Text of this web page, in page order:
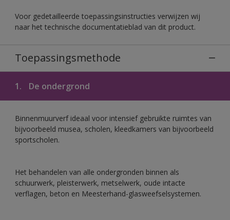
Voor gedetailleerde toepassingsinstructies verwijzen wij
naar het technische documentatieblad van dit product.
Toepassingsmethode
1. De ondergrond
Binnenmuurverf ideaal voor intensief gebruikte ruimtes van
bijvoorbeeld musea, scholen, kleedkamers van bijvoorbeeld
sportscholen.
Het behandelen van alle ondergronden binnen als
schuurwerk, pleisterwerk, metselwerk, oude intacte
verflagen, beton en Meesterhand-glasweefselsystemen.